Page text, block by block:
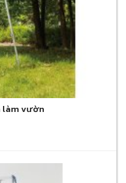
làm vườn